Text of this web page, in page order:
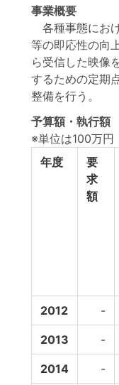
事業概要
各種事態にお
等の即応性の向
ら受信した映像
するための定期
整備を行う。
予算額・執行額
※単位は100万円
年度
要
求
額
2012 -
2013 -
2014 -